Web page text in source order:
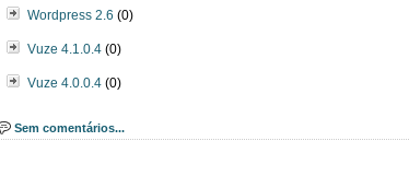
Wordpress 2.6 (0)
Vuze 4.1.0.4 (0)
Vuze 4.0.0.4 (0)
Sem comentários...